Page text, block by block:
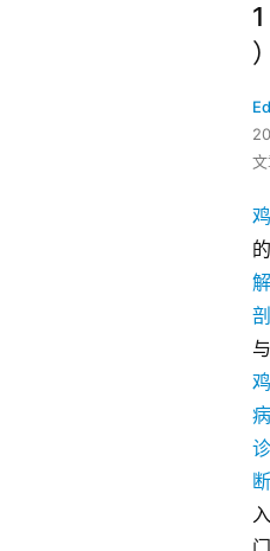
1
鸡
的
解
剖
与
鸡
病
诊
断
入